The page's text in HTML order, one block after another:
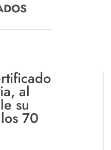
al
su
70